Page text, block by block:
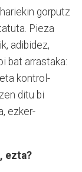
gorputz
Pieza
adibidez,
bat arrastaka:
kontrol-
ditu bi
ezker-
ezta?